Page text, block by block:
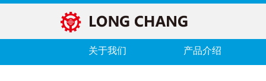
关于我们 产品介绍